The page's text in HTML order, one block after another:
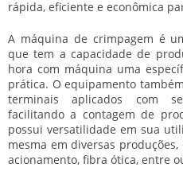
rápida, eficiente e econômica
A máquina de crimpagem é
que tem a capacidade de
hora com máquina uma
prática. O equipamento
terminais aplicados com
facilitando a contagem de
possui versatilidade em sua
mesma em diversas
acionamento, fibra ótica, entre